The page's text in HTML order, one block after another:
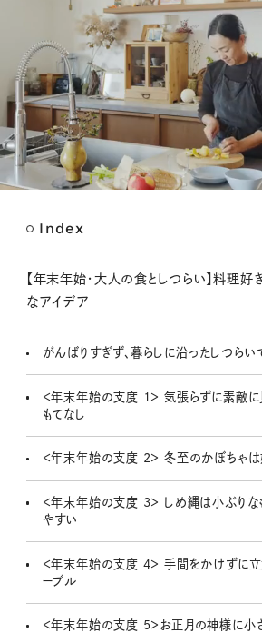
Index
【年末年始・大人の食としつらい】料理
なアイデア
がんばりすぎず、暮らしに沿ったしつら
＜年末年始の支度 1＞ 気張らずに素敵
もてなし
＜年末年始の支度 2＞ 冬至のかぼちゃ
＜年末年始の支度 3＞ しめ縄は小ぶりな
やすい
＜年末年始の支度 4＞ 手間をかけずに
ーブル
＜年末年始の支度 5＞お正月の神様に小